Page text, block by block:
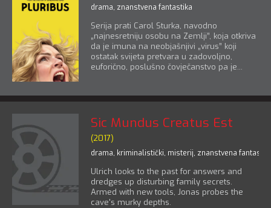
drama, znanstvena fantastika
Serija prati Carol Sturka, navodno
„najnesretniju osobu na Zemlji”, koja otkriva
da je imuna na neobjašnjivi „virus” koji
ostatak svijeta pretvara u zadovoljno,
euforično, poslušno čovječanstvo pa je...
Sic Mundus Creatus Est
(2017)
drama, kriminalistički, misterij, znanstvena
Ulrich looks to the past for answers and
dredges up disturbing family secrets.
Armed with new tools, Jonas probes the
cave's murky depths.